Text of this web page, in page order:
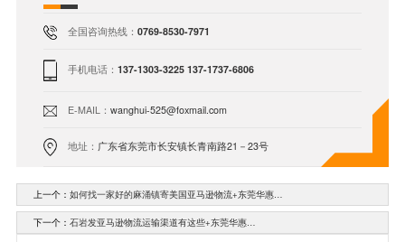
全国咨询热线：0769-8530-7971
手机电话：137-1303-3225 137-1737-6806
E-MAIL：wanghui-525@foxmail.com
地址： 广东省东莞市长安镇长青南路21－23号
上一个： 如何找一家好的麻涌镇寄美国亚马逊物流+东莞华惠…
下一个： 石岩发亚马逊物流运输渠道有这些+东莞华惠…